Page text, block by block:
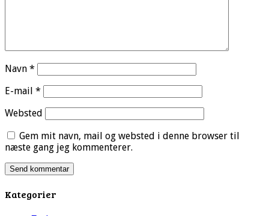
Navn *
E-mail *
Websted
Gem mit navn, mail og websted i denne browser til
næste gang jeg kommenterer.
Kategorier